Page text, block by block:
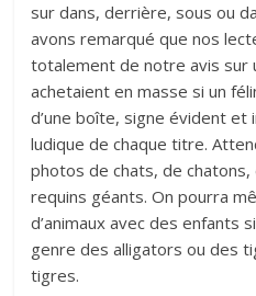
sur dans, derrière, sous ou
avons remarqué que nos
totalement de notre avis sur
achetaient en masse si un
d’une boîte, signe évident et
ludique de chaque titre.
photos de chats, de
requins géants. On pourra
d’animaux avec des enfants
genre des alligators ou des
tigres.